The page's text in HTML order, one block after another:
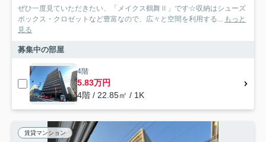
ぜひ一度見ていただきたい、「メイクス鶴舞Ⅱ」です☆収納はシューズ
ボックス・クロゼットなど豊富なので、広々と空間を利用する... もっと
見る
募集中の部屋
4階
5.83万円
4階 / 22.85㎡ / 1K
賃貸マンション